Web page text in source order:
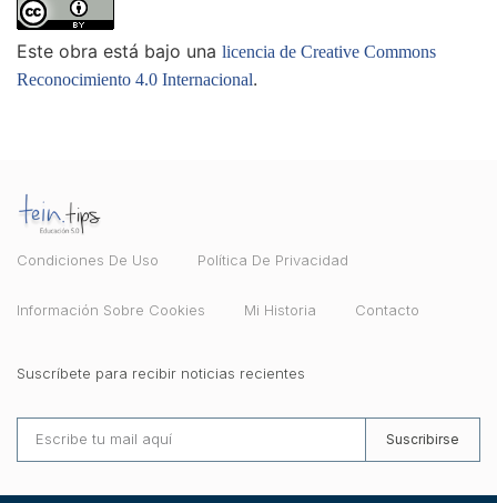
Este obra está bajo una licencia de Creative Commons
Reconocimiento 4.0 Internacional.
Condiciones De Uso Política De Privacidad
Información Sobre Cookies Mi Historia Contacto
Suscríbete para recibir noticias recientes
Suscribirse